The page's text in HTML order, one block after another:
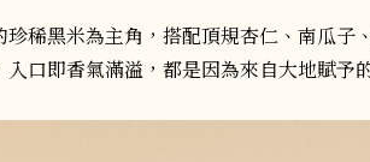
稀黑米為主角，搭配頂規杏仁、南瓜子
口即香氣滿溢，都是因為來自大地賦予